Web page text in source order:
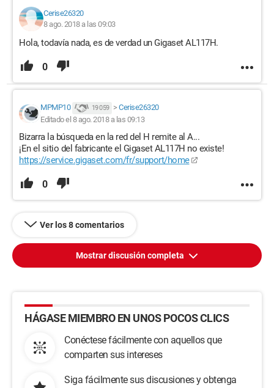
Cerise26320
8 ago. 2018 a las 09:03
Hola, todavía nada, es de verdad un Gigaset AL117H.
0
MPMP10 19 059 > Cerise26320
Editado el 8 ago. 2018 a las 09:13
Bizarra la búsqueda en la red del H remite al A...
¡En el sitio del fabricante el Gigaset AL117H no existe!
https://service.gigaset.com/fr/support/home
0
Ver los 8 comentarios
Mostrar discusión completa
HÁGASE MIEMBRO EN UNOS POCOS CLICS
Conéctese fácilmente con aquellos que
comparten sus intereses
Siga fácilmente sus discusiones y obtenga